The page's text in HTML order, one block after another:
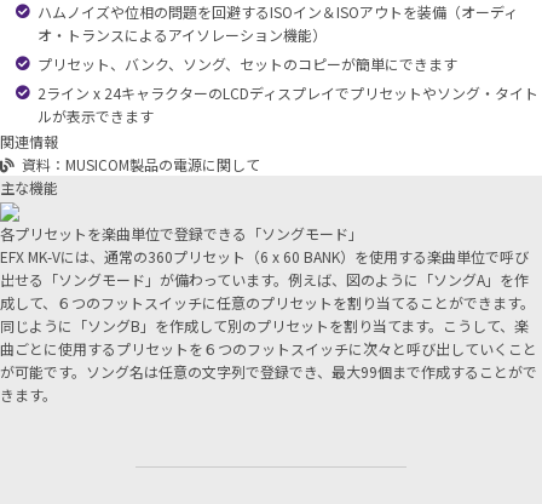
ハムノイズや位相の問題を回避するISOイン＆ISOアウトを装備（オーディ
オ・トランスによるアイソレーション機能）
プリセット、バンク、ソング、セットのコピーが簡単にできます
2ライン x 24キャラクターのLCDディスプレイでプリセットやソング・タイト
ルが表示できます
関連情報
資料：MUSICOM製品の電源に関して
主な機能
各プリセットを楽曲単位で登録できる「ソングモード」
EFX MK-Vには、通常の360プリセット（6 x 60 BANK）を使用する楽曲単位で呼び
出せる「ソングモード」が備わっています。例えば、図のように「ソングA」を作
成して、６つのフットスイッチに任意のプリセットを割り当てることができます。
同じように「ソングB」を作成して別のプリセットを割り当てます。こうして、楽
曲ごとに使用するプリセットを６つのフットスイッチに次々と呼び出していくこと
が可能です。ソング名は任意の文字列で登録でき、最大99個まで作成することがで
きます。